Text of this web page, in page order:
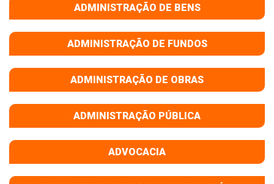
ADMINISTRAÇÃO DE BENS
ADMINISTRAÇÃO DE FUNDOS
ADMINISTRAÇÃO DE OBRAS
ADMINISTRAÇÃO PÚBLICA
ADVOCACIA